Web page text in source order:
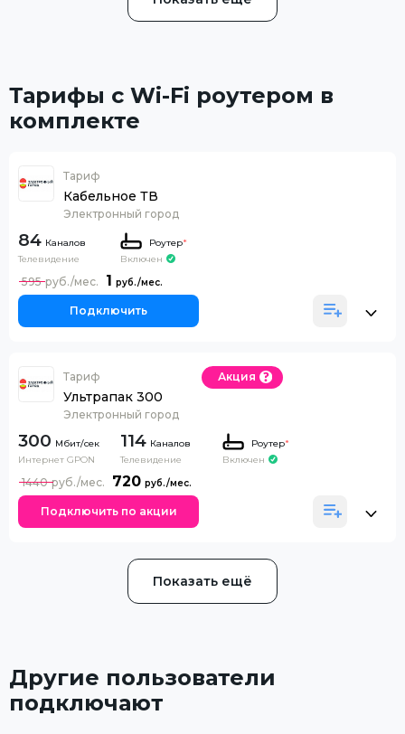
Тарифы с Wi-Fi роутером в
комплекте
Тариф
Кабельное ТВ
Электронный город
84 Каналов
Телевидение
Роутер*
Включен
1
595
Подключить
Тариф
Ультрапак 300
Электронный город
Акция
300
Интернет GPON
114 Каналов
Телевидение
Роутер*
Включен
720
1440
Подключить по акции
Показать ещё
Другие пользователи
подключают